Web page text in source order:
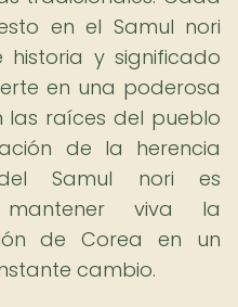
en el Samul nori
historia y significado
en una poderosa
las raíces del pueblo
de la herencia
Samul nori es
viva la
de Corea en un
cambio.